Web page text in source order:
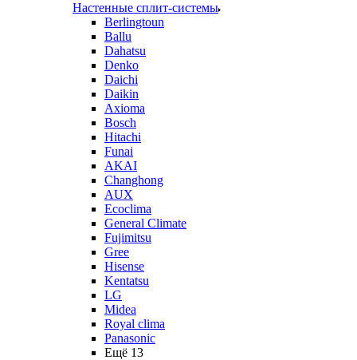
Настенные сплит-системы
Berlingtoun
Ballu
Dahatsu
Denko
Daichi
Daikin
Axioma
Bosch
Hitachi
Funai
AKAI
Changhong
AUX
Ecoclima
General Climate
Fujimitsu
Gree
Hisense
Kentatsu
LG
Midea
Royal clima
Panasonic
Ещё 13